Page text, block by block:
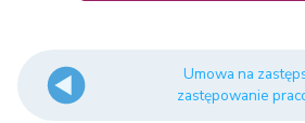
Umowa na
zastępowanie